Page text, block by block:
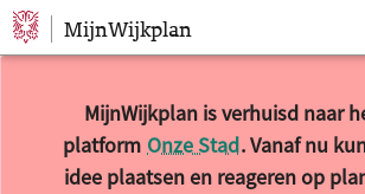
Sla navigatie over
MijnWijkplan
MijnWijkplan is verhuisd naar
platform Onze Stad. Vanaf nu
idee plaatsen en reageren op